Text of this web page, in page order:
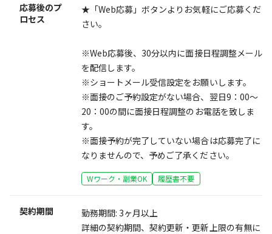
応募後のプ
ロセス
★「Web応募」ボタンよりお気軽にご応募くだ
さい。
※Web応募後、30分以内に面接日程調整メール
を配信します。
※ショートメール受信設定をお願いします。
※面接のご予約設定がない場合、翌日9：00～
20：00の間に面接日程調整のお電話を致しま
す。
※面接予約が完了していない場合は応募完了に
なりませんので、予めご了承ください。
Wワーク・副業OK 履歴書不要
契約期間
勤務期間: 3ヶ月以上
詳細の契約期間、契約更新・更新上限の有無に